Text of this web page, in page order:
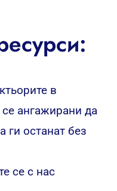
в
ангажирани да
ги останат без
се с нас